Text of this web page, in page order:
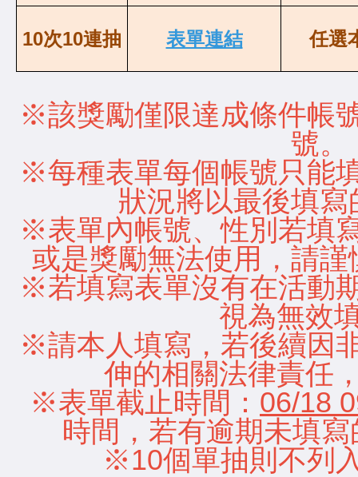
10次10連抽 表單連結 任選
※該獎勵僅限達成條件帳
號
※每種表單每個帳號只能
狀況將以最後填
※表單內帳號、性別若填
或是獎勵無法使用，請
※若填寫表單沒有在活動
視為無
※請本人填寫，若後續因
伸的相關法律責
※表單截止時間： 06/18
時間，若有逾期未填
※10個單抽則不列